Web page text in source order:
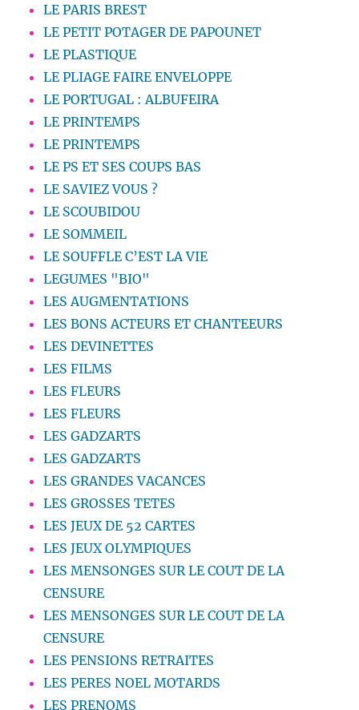
LE PARIS BREST
LE PETIT POTAGER DE PAPOUNET
LE PLASTIQUE
LE PLIAGE FAIRE ENVELOPPE
LE PORTUGAL : ALBUFEIRA
LE PRINTEMPS
LE PRINTEMPS
LE PS ET SES COUPS BAS
LE SAVIEZ VOUS ?
LE SCOUBIDOU
LE SOMMEIL
LE SOUFFLE C’EST LA VIE
LEGUMES "BIO"
LES AUGMENTATIONS
LES BONS ACTEURS ET CHANTEEURS
LES DEVINETTES
LES FILMS
LES FLEURS
LES FLEURS
LES GADZARTS
LES GADZARTS
LES GRANDES VACANCES
LES GROSSES TETES
LES JEUX DE 52 CARTES
LES JEUX OLYMPIQUES
LES MENSONGES SUR LE COUT DE LA
CENSURE
LES MENSONGES SUR LE COUT DE LA
CENSURE
LES PENSIONS RETRAITES
LES PERES NOEL MOTARDS
LES PRENOMS